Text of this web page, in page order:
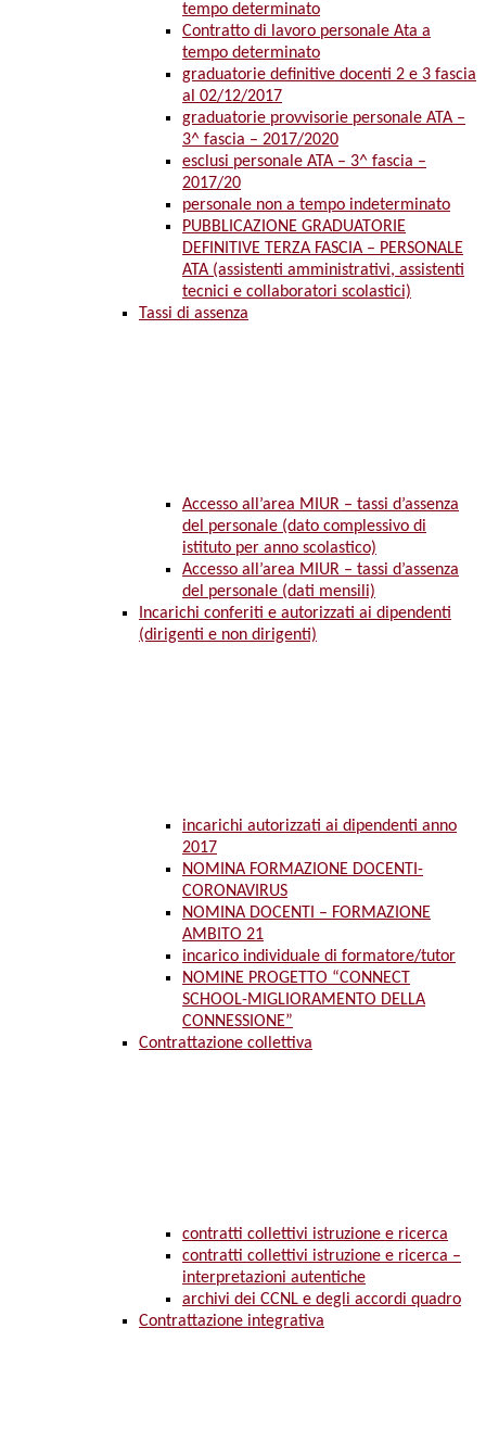
tempo determinato
Contratto di lavoro personale Ata a
tempo determinato
graduatorie definitive docenti 2 e 3 fascia
al 02/12/2017
graduatorie provvisorie personale ATA –
3^ fascia – 2017/2020
esclusi personale ATA – 3^ fascia –
2017/20
personale non a tempo indeterminato
PUBBLICAZIONE GRADUATORIE
DEFINITIVE TERZA FASCIA – PERSONALE
ATA (assistenti amministrativi, assistenti
tecnici e collaboratori scolastici)
Tassi di assenza
Accesso all’area MIUR – tassi d’assenza
del personale (dato complessivo di
istituto per anno scolastico)
Accesso all’area MIUR – tassi d’assenza
del personale (dati mensili)
Incarichi conferiti e autorizzati ai dipendenti
(dirigenti e non dirigenti)
incarichi autorizzati ai dipendenti anno
2017
NOMINA FORMAZIONE DOCENTI-
CORONAVIRUS
NOMINA DOCENTI – FORMAZIONE
AMBITO 21
incarico individuale di formatore/tutor
NOMINE PROGETTO “CONNECT
SCHOOL-MIGLIORAMENTO DELLA
CONNESSIONE”
Contrattazione collettiva
contratti collettivi istruzione e ricerca
contratti collettivi istruzione e ricerca –
interpretazioni autentiche
archivi dei CCNL e degli accordi quadro
Contrattazione integrativa